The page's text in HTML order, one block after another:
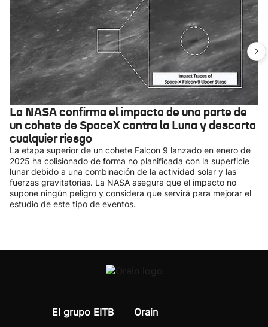
La NASA confirma el impacto de una parte de
un cohete de SpaceX contra la Luna y descarta
cualquier riesgo
La etapa superior de un cohete Falcon 9 lanzado en enero de
2025 ha colisionado de forma no planificada con la superficie
lunar debido a una combinación de la actividad solar y las
fuerzas gravitatorias. La NASA asegura que el impacto no
supone ningún peligro y considera que servirá para mejorar el
estudio de este tipo de eventos.
El grupo EITB
Orain